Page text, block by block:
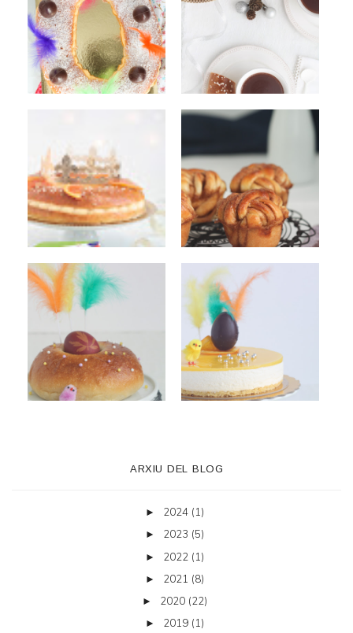
ARXIU DEL BLOG
► 2024 (1)
► 2023 (5)
► 2022 (1)
► 2021 (8)
► 2020 (22)
► 2019 (1)